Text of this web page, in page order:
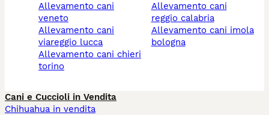
allevamento cani
veneto
allevamento cani
viareggio lucca
allevamento cani chieri
torino
allevamento cani
reggio calabria
allevamento cani imola
bologna
Cani e Cuccioli in Vendita
Chihuahua in vendita